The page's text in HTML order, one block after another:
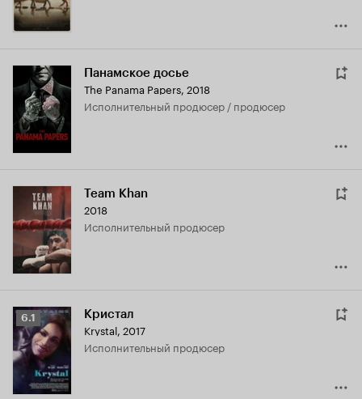
Панамское досье
The Panama Papers, 2018
исполнительный продюсер / продюсер
Team Khan
2018
исполнительный продюсер
Рейтинг
Кинопоиска
6.1
6.1 Кристал
Krystal, 2017
исполнительный продюсер